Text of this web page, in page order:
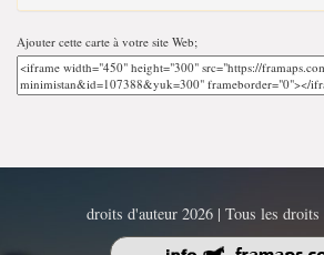
Ajouter cette carte à votre site Web;
droits d'auteur 2026 | Tous les droits